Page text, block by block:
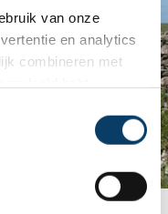
van onze
en analytics
combineren met